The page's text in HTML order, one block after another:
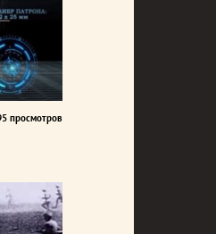
просмотров